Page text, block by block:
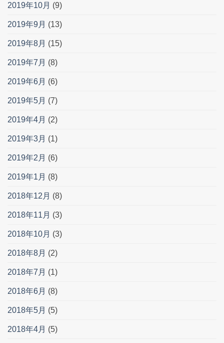
2019年10月 (9)
2019年9月 (13)
2019年8月 (15)
2019年7月 (8)
2019年6月 (6)
2019年5月 (7)
2019年4月 (2)
2019年3月 (1)
2019年2月 (6)
2019年1月 (8)
2018年12月 (8)
2018年11月 (3)
2018年10月 (3)
2018年8月 (2)
2018年7月 (1)
2018年6月 (8)
2018年5月 (5)
2018年4月 (5)